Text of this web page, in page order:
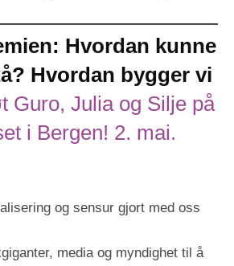
Hvordan kunne
Hvordan bygger vi
Guro, Julia og Silje på
i Bergen! 2. mai.
og sensur gjort med oss
media og myndighet til å